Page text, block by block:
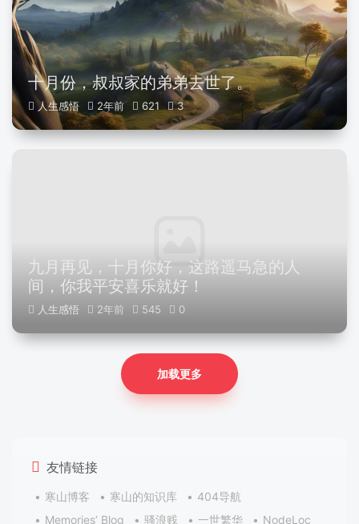
十月份，叔叔家的弟弟去世了。
人生感悟 2年前 621 3
九月再见，十月你好，这路遥马急的人
间，你我平安喜乐就好！
人生感悟 2年前 545 0
加载更多
友情链接
寒山博客 寒山的知识库
404导航
Memories’ Blog
骚浪贱 一世繁华 NodeLoc